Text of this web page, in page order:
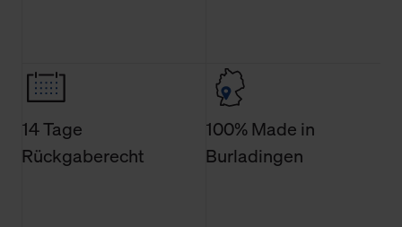
14 Tage
Rückgaberecht
100% Made in
Burladingen